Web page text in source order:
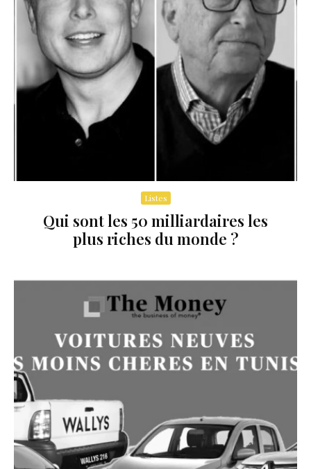
Listes
Qui sont les 50 milliardaires les
plus riches du monde ?